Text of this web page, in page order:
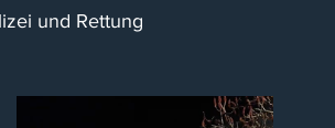
und Rettung